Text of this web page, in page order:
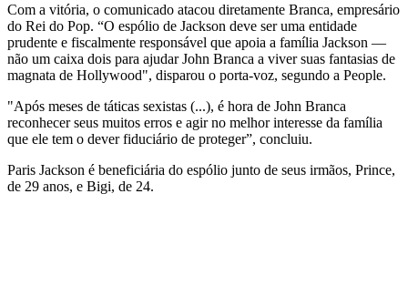
Com a vitória, o comunicado atacou diretamente Branca, empresário
do Rei do Pop. “O espólio de Jackson deve ser uma entidade
prudente e fiscalmente responsável que apoia a família Jackson —
não um caixa dois para ajudar John Branca a viver suas fantasias de
magnata de Hollywood", disparou o porta-voz, segundo a People.
"Após meses de táticas sexistas (...), é hora de John Branca
reconhecer seus muitos erros e agir no melhor interesse da família
que ele tem o dever fiduciário de proteger”, concluiu.
Paris Jackson é beneficiária do espólio junto de seus irmãos, Prince,
de 29 anos, e Bigi, de 24.